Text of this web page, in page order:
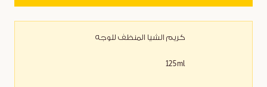
كريم الشيا المنظف للوجه
125ml